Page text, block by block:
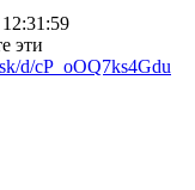
эти
d/cP_oOQ7ks4Gdu